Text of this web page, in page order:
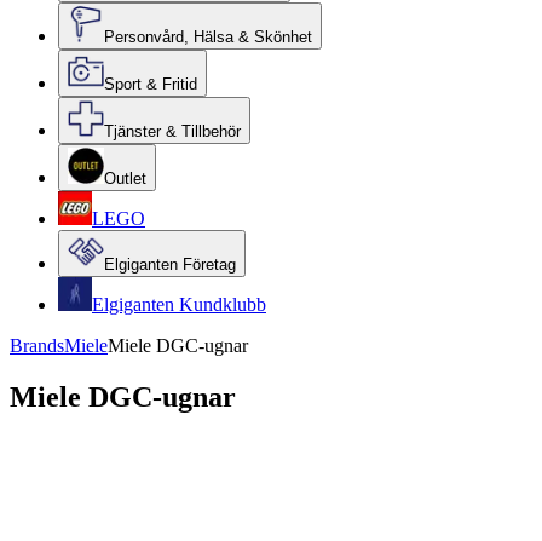
Personvård, Hälsa & Skönhet
Sport & Fritid
Tjänster & Tillbehör
Outlet
LEGO
Elgiganten Företag
Elgiganten Kundklubb
BrandsMieleMiele DGC-ugnar
Miele DGC-ugnar